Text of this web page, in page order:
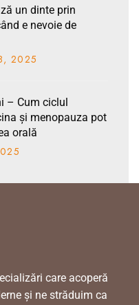
un dinte prin
e nevoie de
, 2025
– Cum ciclul
și menopauza pot
orală
care acoperă
și ne străduim ca